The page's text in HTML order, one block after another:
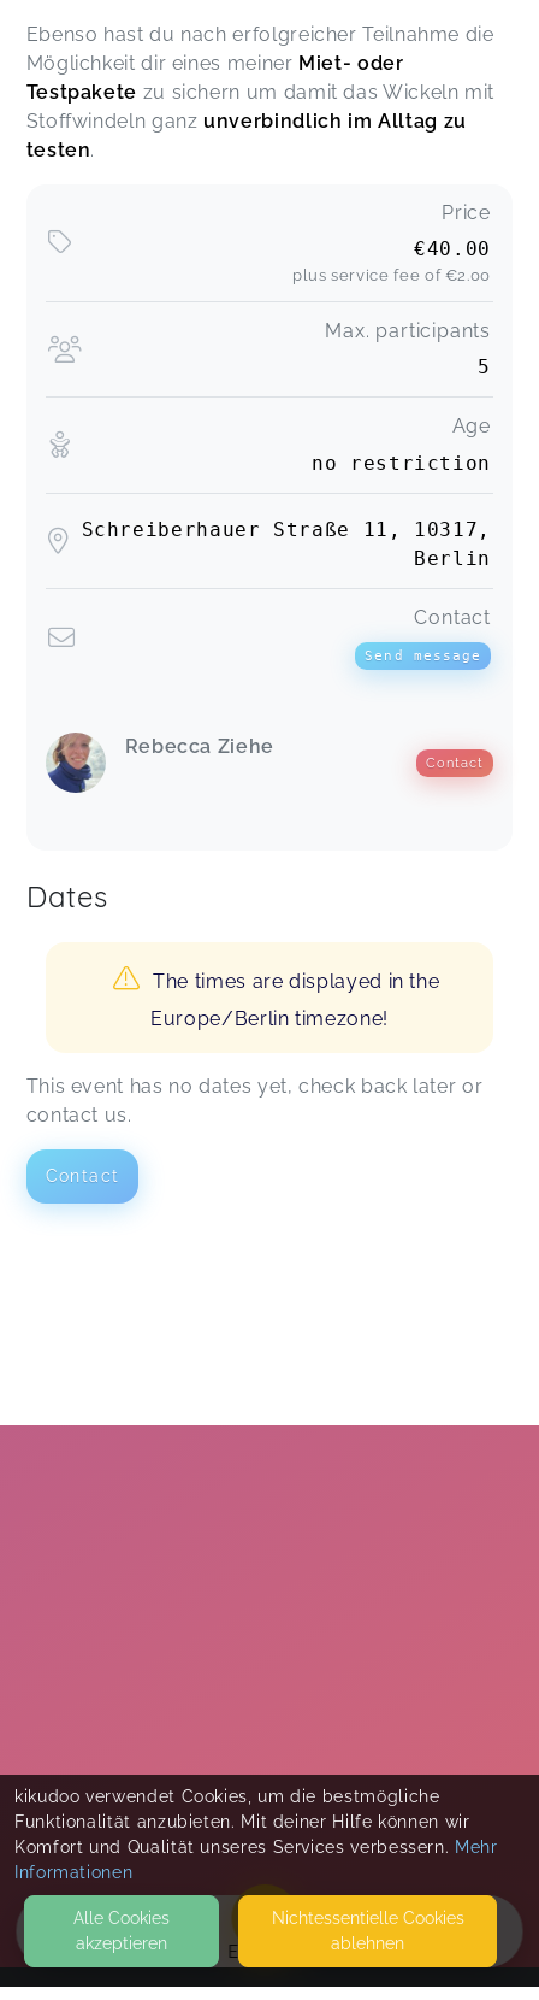
EVENTS
Nicole,Dec 09
Vielen Dank! War sehr informativ und herzlich.
Denis,Oct 06
Ebenso hast du nach erfolgreicher Teilnahme die
Möglichkeit dir eines meiner Miet- oder
Testpakete zu sichern um damit das Wickeln mit
Stoffwindeln ganz unverbindlich im Alltag zu
testen.
Price
€40.00
plus service fee of €2.00
Max. participants
5
Age
no restriction
Schreiberhauer Straße 11, 10317,
Berlin
Contact
Send message
Rebecca Ziehe
Contact
Dates
The times are displayed in the
Europe/Berlin timezone!
This event has no dates yet, check back later or
contact us.
Contact
kikudoo verwendet Cookies, um die bestmögliche
Funktionalität anzubieten. Mit deiner Hilfe können wir
Komfort und Qualität unseres Services verbessern. Mehr
Informationen
Alle Cookies
akzeptieren
Nicht­essentielle Cookies
ablehnen